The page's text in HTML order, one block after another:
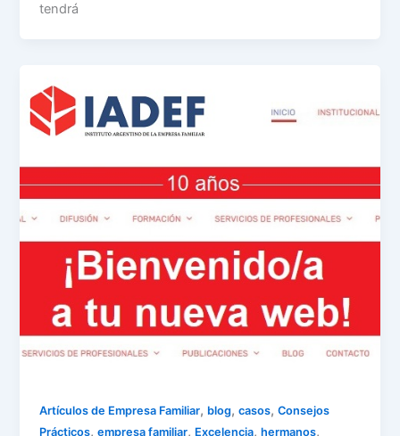
tendrá
Artículos de Empresa Familiar, blog,casos,Consejos
Prácticos,empresa familiar, Excelencia,hermanos,